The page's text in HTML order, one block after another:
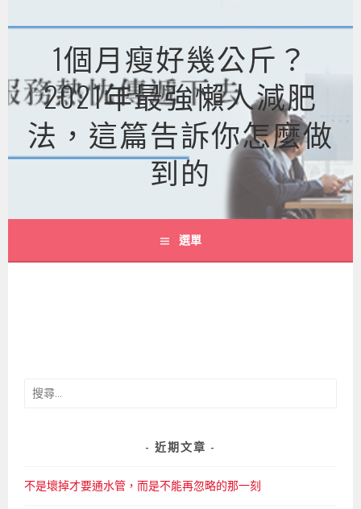
至
內
容
1個月瘦好幾公斤？
2021年最強懶人減肥
法，這篇告訴你怎麼做
到的
選單
搜
近期文章
不是壞掉才要通水管，而是不能再忽略的那一刻